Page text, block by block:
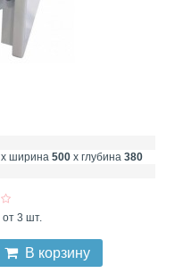
х ширина 500 х глубина 380
3 шт.
В корзину